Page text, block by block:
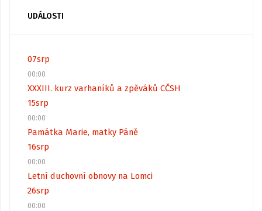
UDÁLOSTI
07srp
00:00
XXXIII. kurz varhaníků a zpěváků CČSH
15srp
00:00
Památka Marie, matky Páně
16srp
00:00
Letní duchovní obnovy na Lomci
26srp
00:00